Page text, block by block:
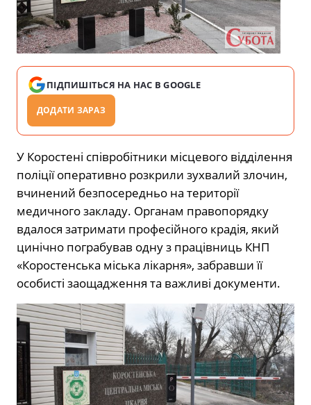
ПІДПИШІТЬСЯ НА НАС В GOOGLE
ДОДАТИ ЗАРАЗ
У Коростені співробітники місцевого відділення
поліції оперативно розкрили зухвалий злочин,
вчинений безпосередньо на території
медичного закладу. Органам правопорядку
вдалося затримати професійного крадія, який
цинічно пограбував одну з працівниць КНП
«Коростенська міська лікарня», забравши її
особисті заощадження та важливі документи.